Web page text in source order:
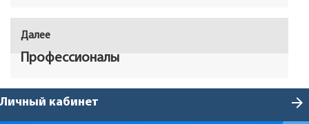
Далее
Профессионалы
Личный кабинет arrow_forward